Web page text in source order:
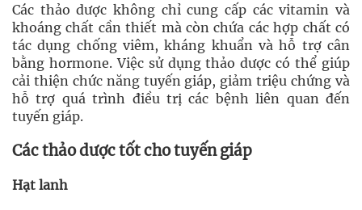
Các thảo dược không chỉ cung cấp các vitamin và
khoáng chất cần thiết mà còn chứa các hợp chất có
tác dụng chống viêm, kháng khuẩn và hỗ trợ cân
bằng hormone. Việc sử dụng thảo dược có thể giúp
cải thiện chức năng tuyến giáp, giảm triệu chứng và
hỗ trợ quá trình điều trị các bệnh liên quan đến
tuyến giáp.
Các thảo dược tốt cho tuyến giáp
Hạt lanh